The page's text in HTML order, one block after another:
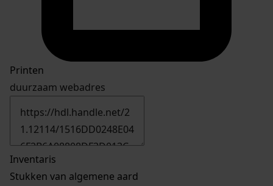
Printen
duurzaam webadres
Inventaris
Stukken van algemene aard